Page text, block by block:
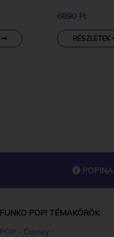
6890 Ft
RÉSZLETEK
FUNKO POP! TÉMAKÖRÖK
POP - Disney